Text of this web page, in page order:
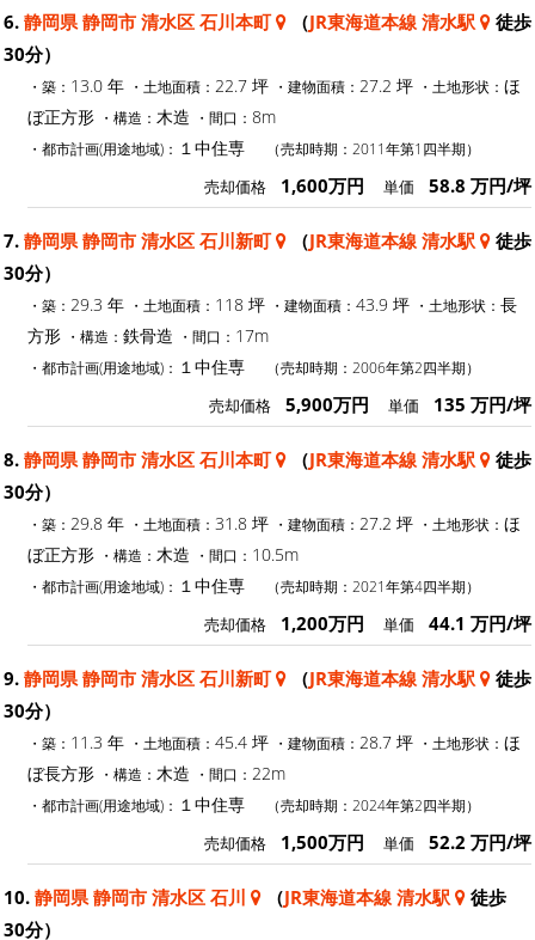
6. 静岡県 静岡市 清水区 石川本町 （JR東海道本線 清水駅
徒歩
30分）
・築： 13.0 年 ・土地面積： 22.7 坪 ・建物面積： 27.2 坪 ・土地形状： ほ
ぼ正方形 ・構造： 木造 ・間口： 8m
・都市計画(用途地域)： １中住専 （売却時期：2011年第1四半期）
売却価格 1,600万円 単価 58.8 万円/坪
7. 静岡県 静岡市 清水区 石川新町 （JR東海道本線 清水駅
徒歩
30分）
・築： 29.3 年 ・土地面積： 118 坪 ・建物面積： 43.9 坪 ・土地形状： 長
方形 ・構造： 鉄骨造 ・間口： 17m
・都市計画(用途地域)： １中住専 （売却時期：2006年第2四半期）
売却価格 5,900万円 単価 135 万円/坪
8. 静岡県 静岡市 清水区 石川本町 （JR東海道本線 清水駅
徒歩
30分）
・築： 29.8 年 ・土地面積： 31.8 坪 ・建物面積： 27.2 坪 ・土地形状： ほ
ぼ正方形 ・構造： 木造 ・間口： 10.5m
・都市計画(用途地域)： １中住専 （売却時期：2021年第4四半期）
売却価格 1,200万円 単価 44.1 万円/坪
9. 静岡県 静岡市 清水区 石川新町 （JR東海道本線 清水駅
徒歩
30分）
・築： 11.3 年 ・土地面積： 45.4 坪 ・建物面積： 28.7 坪 ・土地形状： ほ
ぼ長方形 ・構造： 木造 ・間口： 22m
・都市計画(用途地域)： １中住専 （売却時期：2024年第2四半期）
売却価格 1,500万円 単価 52.2 万円/坪
10. 静岡県 静岡市 清水区 石川 （JR東海道本線 清水駅
徒歩
30分）